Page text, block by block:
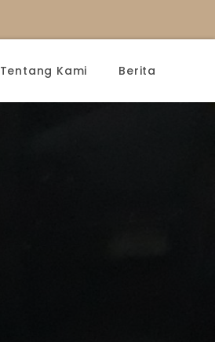
Tentang Kami Berita